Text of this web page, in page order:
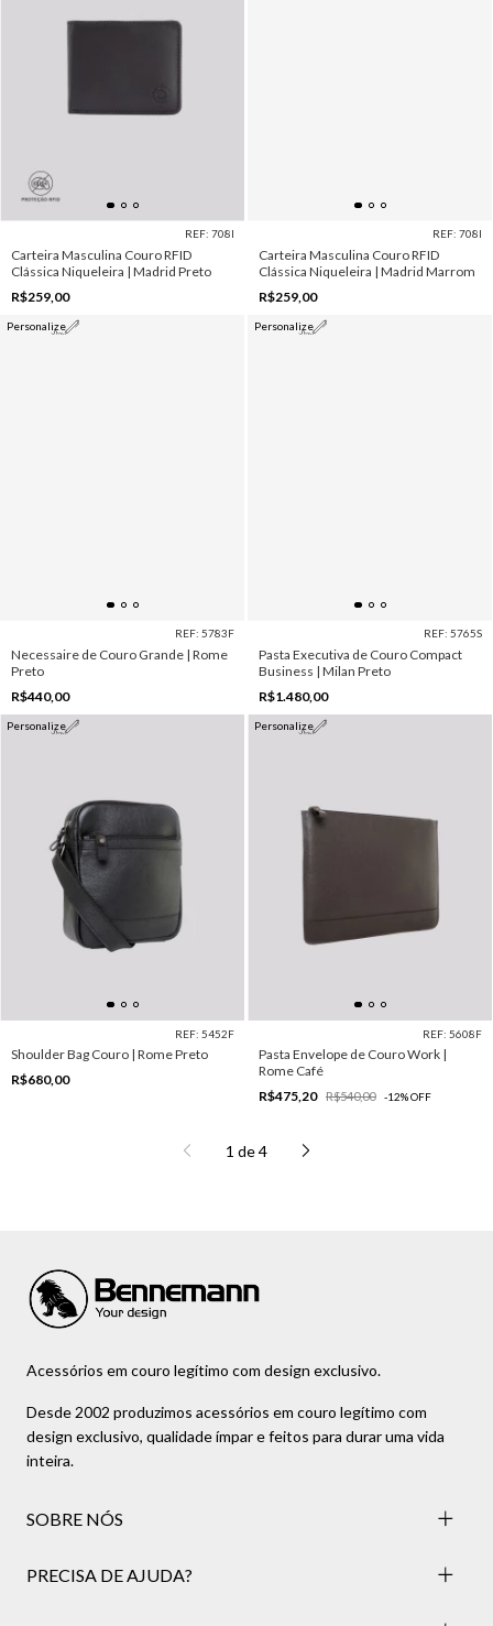
REF: 708I
Carteira Masculina Couro RFID
Clássica Niqueleira | Madrid Preto
R$259,00
REF: 708I
Carteira Masculina Couro RFID
Clássica Niqueleira | Madrid Marrom
R$259,00
Personalize
REF: 5783F
Necessaire de Couro Grande | Rome
Preto
R$440,00
Personalize
REF: 5765S
Pasta Executiva de Couro Compact
Business | Milan Preto
R$1.480,00
Personalize
REF: 5452F
Shoulder Bag Couro | Rome Preto
R$680,00
Personalize
REF: 5608F
Pasta Envelope de Couro Work |
Rome Café
R$475,20
R$540,00 -12%OFF
1 de4
Acessórios em couro legítimo com design exclusivo.
Desde 2002 produzimos acessórios em couro legítimo com
design exclusivo, qualidade ímpar e feitos para durar uma vida
inteira.
SOBRE NÓS
PRECISA DE AJUDA?